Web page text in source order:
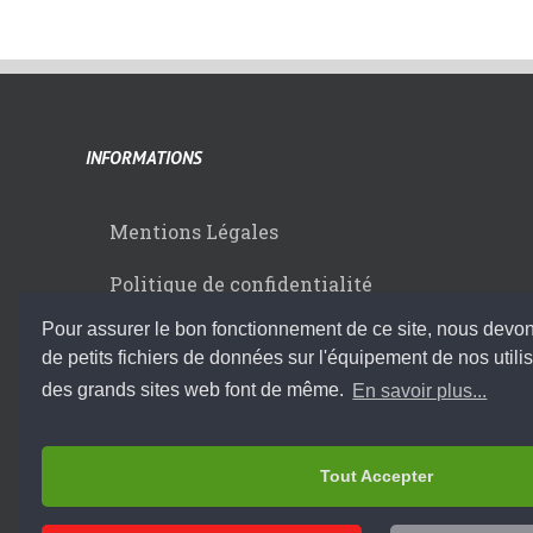
Pour assurer le bon fonctionnement de ce site, nous
de petits fichiers de données sur l'équipement de nos
des grands sites web font de même. En savoir plus...
Tout Accepter
INFORMATIONS
Mentions Légales
Politique de confidentialité
Utilisation des Cookies
Nous contacter
CGV